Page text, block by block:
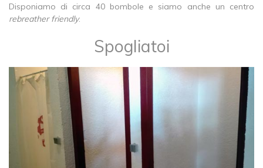
Disponiamo di circa 40 bombole e siamo anche un centro
rebreather friendly.
Spogliatoi